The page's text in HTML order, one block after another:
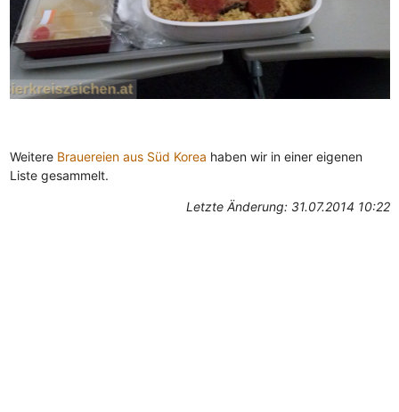
Weitere Brauereien aus Süd Korea haben wir in einer eigenen
Liste gesammelt.
Letzte Änderung: 31.07.2014 10:22